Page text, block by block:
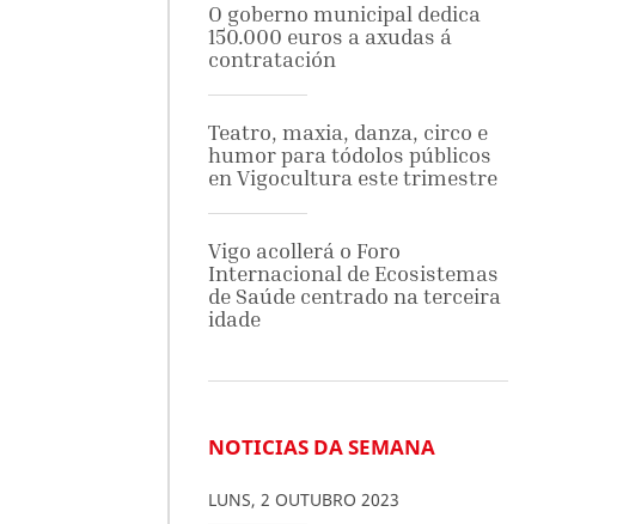
O goberno municipal dedica
150.000 euros a axudas á
contratación
Teatro, maxia, danza, circo e
humor para tódolos públicos
en Vigocultura este trimestre
Vigo acollerá o Foro
Internacional de Ecosistemas
de Saúde centrado na terceira
idade
NOTICIAS DA SEMANA
LUNS, 2 OUTUBRO 2023